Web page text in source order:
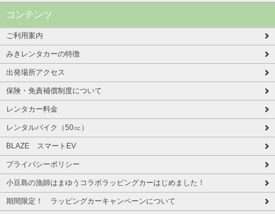
コンテンツ
ご利用案内
みきレンタカーの特徴
出発場所アクセス
保険・免責補償制度について
レンタカー料金
レンタルバイク（50㏄）
BLAZE スマートEV
プライバシーポリシー
小豆島の漁師はまゆうコラボラッピングカーはじめました！
期間限定！ ラッピングカーキャンペーンについて